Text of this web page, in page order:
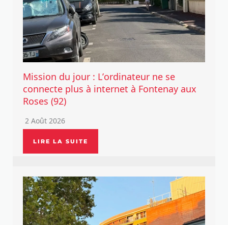
Mission du jour : L’ordinateur ne se
connecte plus à internet à Fontenay aux
Roses (92)
2 Août 2026
LIRE LA SUITE